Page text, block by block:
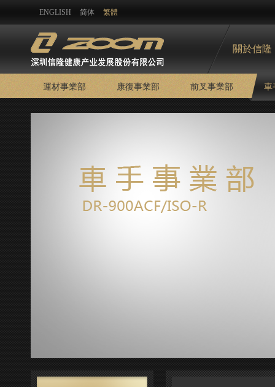
ENGLISH 简体 繁體
關於信隆
運材事業部 康復事業部 前叉事業部 車